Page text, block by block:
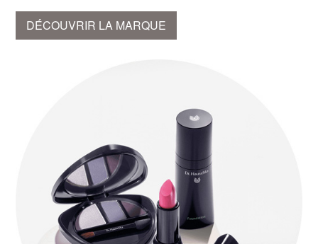
DÉCOUVRIR LA MARQUE